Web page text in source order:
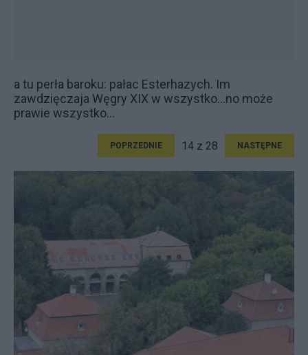
a tu perła baroku: pałac Esterhazych. Im
zawdzięczaja Węgry XIX w wszystko...no może
prawie wszystko...
POPRZEDNIE 14 z 28 NASTĘPNE